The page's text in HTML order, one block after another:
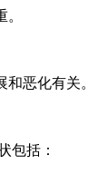
恶化有关。
包括：